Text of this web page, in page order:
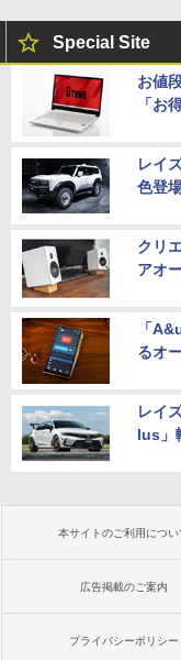
Special Site
お値
「お
レイ
色登
クリ
アオ
「
るオ
レイ
lus」
本サイトのご利用につい
広告掲載のご案内
プライバシーポリシー